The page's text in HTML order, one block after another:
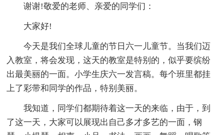
谢谢!敬爱的老师、亲爱的同学们：
大家好!
今天是我们全球儿童的节日六一儿童节。当我们迈
入教室，将会发现，这天的教室是特别的，似乎要缤纷
出最美丽的一面。小学生庆六一发言稿。每个班里都挂
上了彩带和同学的作品，特别美丽。
我知道，同学们都期待着这一天的来临，由于，到
了这一天，大家可以展现出自己多才多艺的一面，钢